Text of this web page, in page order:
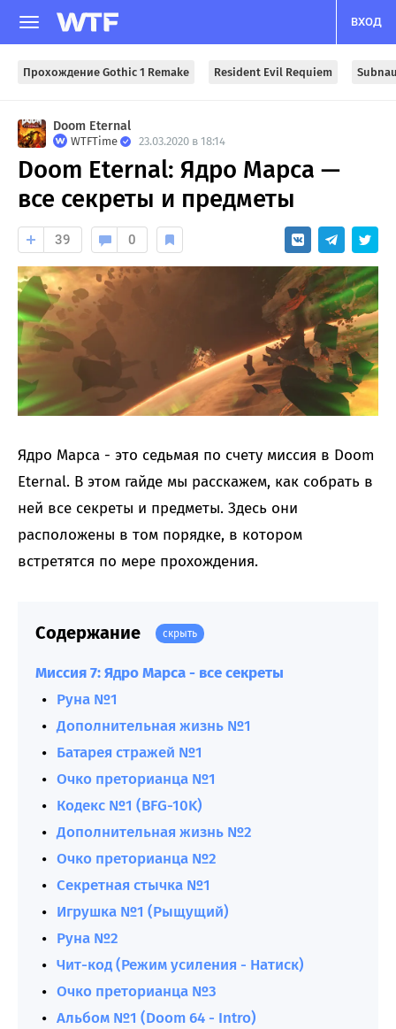
ВХОД
Прохождение Gothic 1 Remake Resident Evil Requiem
Doom Eternal
WTFTime 23.03.2020 в 18:14
Doom Eternal: Ядро Марса —
все секреты и предметы
39 0
Ядро Марса - это седьмая по счету миссия в Doom
Eternal. В этом гайде мы расскажем, как собрать в
ней все секреты и предметы. Здесь они
расположены в том порядке, в котором
встретятся по мере прохождения.
Содержание скрыть
Миссия 7: Ядро Марса - все секреты
Руна №1
Дополнительная жизнь №1
Батарея стражей №1
Очко преторианца №1
Кодекс №1 (BFG-10K)
Дополнительная жизнь №2
Очко преторианца №2
Секретная стычка №1
Игрушка №1 (Рыщущий)
Руна №2
Чит-код (Режим усиления - Натиск)
Очко преторианца №3
Альбом №1 (Doom 64 - Intro)